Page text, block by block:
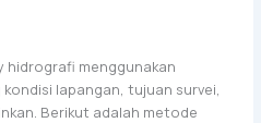
hidrografi menggunakan
lapangan, tujuan survei,
Berikut adalah metode